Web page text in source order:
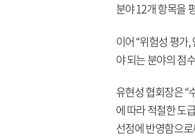
분야 12개 항목을
이어 “위험성 평가
야 되는 분야의 점
유현성 협회장은 “
에 따라 적절한 도
선정에 반영함으